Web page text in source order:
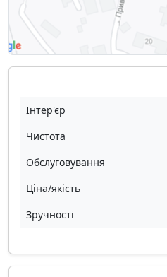
Інтер'єр
Чистота
Обслуговування
Ціна/якість
Зручності